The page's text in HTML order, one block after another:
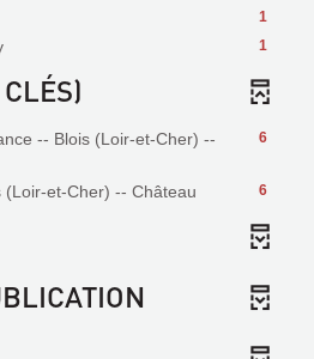
1
1
6
-- Blois (Loir-et-Cher) --
6
et-Cher) -- Château